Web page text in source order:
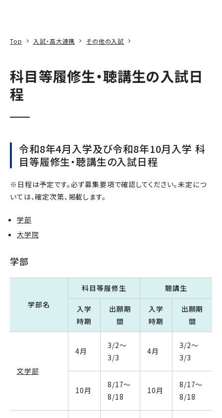
Top 入試・高大連携 その他の入試
科目等履修生・聴講生の入試日
程
令和8年4月入学及び令和8年10月入学 科
目等履修生・聴講生の入試日程
※日程は予定です。必ず募集要項で確認してください。未定につ
いては、確定次第、掲載します。
学部
大学院
学部
学部名
科目等履修生 聴講生
入学
時期
出願期
間
入学
時期
出願期
間
文学部
4月
3/2～
3/3
4月
3/2～
3/3
10月
8/17～
8/18
10月
8/17～
8/18